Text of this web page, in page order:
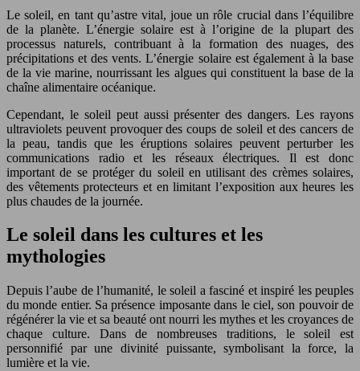
Le soleil, en tant qu’astre vital, joue un rôle crucial dans l’équilibre
de la planète. L’énergie solaire est à l’origine de la plupart des
processus naturels, contribuant à la formation des nuages, des
précipitations et des vents. L’énergie solaire est également à la base
de la vie marine, nourrissant les algues qui constituent la base de la
chaîne alimentaire océanique.
Cependant, le soleil peut aussi présenter des dangers. Les rayons
ultraviolets peuvent provoquer des coups de soleil et des cancers de
la peau, tandis que les éruptions solaires peuvent perturber les
communications radio et les réseaux électriques. Il est donc
important de se protéger du soleil en utilisant des crèmes solaires,
des vêtements protecteurs et en limitant l’exposition aux heures les
plus chaudes de la journée.
Le soleil dans les cultures et les
mythologies
Depuis l’aube de l’humanité, le soleil a fasciné et inspiré les peuples
du monde entier. Sa présence imposante dans le ciel, son pouvoir de
régénérer la vie et sa beauté ont nourri les mythes et les croyances de
chaque culture. Dans de nombreuses traditions, le soleil est
personnifié par une divinité puissante, symbolisant la force, la
lumière et la vie.